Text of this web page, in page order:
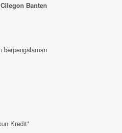
Banten
berpengalaman
Kredit*